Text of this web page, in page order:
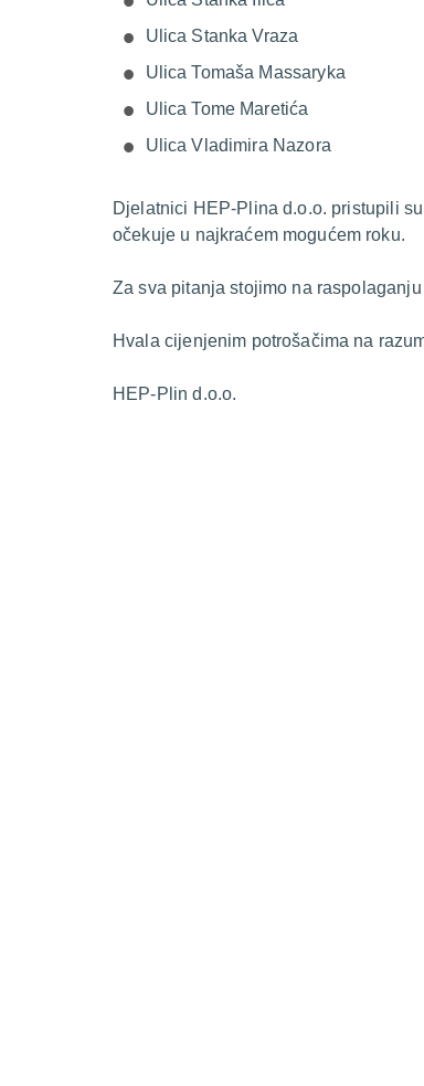
Ulica Stanka Vraza
Ulica Tomaša Massaryka
Ulica Tome Maretića
Ulica Vladimira Nazora
Djelatnici HEP-Plina d.o.o. pristupili
očekuje u najkraćem mogućem roku.
Za sva pitanja stojimo na
Hvala cijenjenim potrošačima na
HEP-Plin d.o.o.